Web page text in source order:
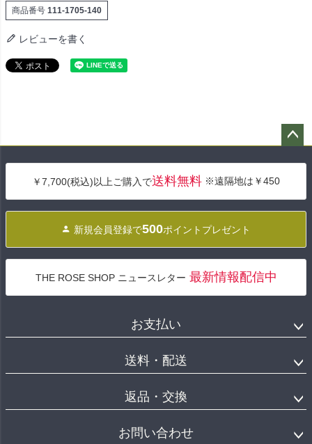
商品番号 111-1705-140
レビューを書く
へ
￥7,700(税込)以上ご購入で送料無料 ※遠隔地は￥450
新規会員登録で500ポイントプレゼント
THE ROSE SHOP ニュースレター 最新情報配信中
お支払い
送料・配送
返品・交換
お問い合わせ